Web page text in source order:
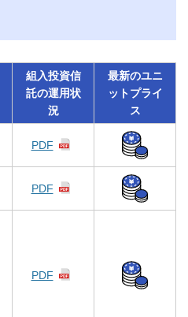
組入投資信
託の運用状
況
最新のユニ
ットプライ
ス
PDF
PDF
PDF